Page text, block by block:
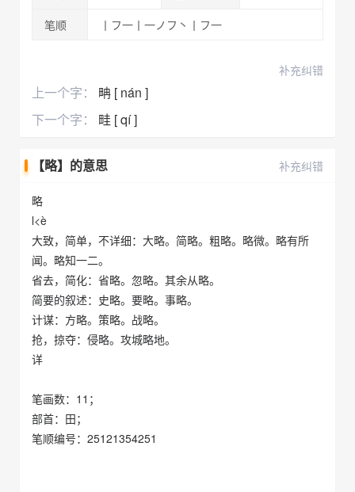
笔顺
丨フ一丨一ノフ丶丨フ一
补充纠错
上一个字：
畘 [ nán ]
下一个字：
畦 [ qí ]
【略】的意思 补充纠错
略
l<è
大致，简单，不详细：大略。简略。粗略。略微。略有所
闻。略知一二。
省去，简化：省略。忽略。其余从略。
简要的叙述：史略。要略。事略。
计谋：方略。策略。战略。
抢，掠夺：侵略。攻城略地。
详
笔画数：11；
部首：田；
笔顺编号：25121354251